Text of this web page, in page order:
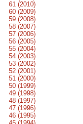
61 (2010)
60 (2009)
59 (2008)
58 (2007)
57 (2006)
56 (2005)
55 (2004)
54 (2003)
53 (2002)
52 (2001)
51 (2000)
50 (1999)
49 (1998)
48 (1997)
47 (1996)
46 (1995)